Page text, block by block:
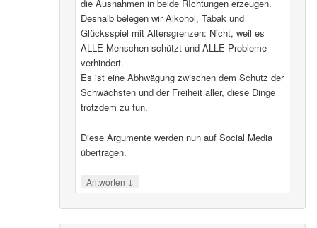
die Ausnahmen in beide RIchtungen erzeugen.
Deshalb belegen wir Alkohol, Tabak und
Glücksspiel mit Altersgrenzen: Nicht, weil es
ALLE Menschen schützt und ALLE Probleme
verhindert.
Es ist eine Abhwägung zwischen dem Schutz der
Schwächsten und der Freiheit aller, diese Dinge
trotzdem zu tun.
Diese Argumente werden nun auf Social Media
übertragen.
Antworten ↓